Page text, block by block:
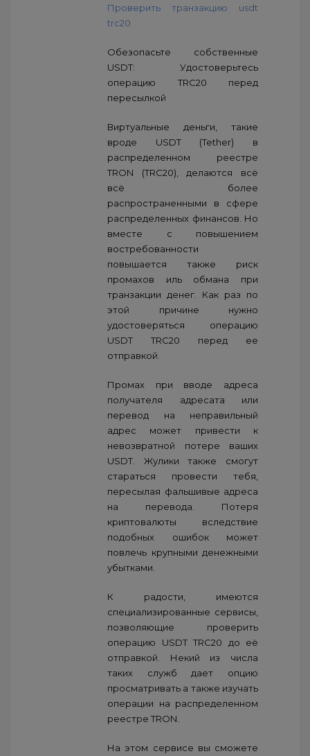
Проверить транзакцию usdt
trc20
Обезопасьте собственные
USDT: Удостоверьтесь
операцию TRC20 перед
пересылкой
Виртуальные деньги, такие
вроде USDT (Tether) в
распределенном реестре
TRON (TRC20), делаются всё
всё более
распространенными в сфере
распределенных финансов. Но
вместе с повышением
востребованности
повышается также риск
промахов иль обмана при
транзакции денег. Как раз по
этой причине нужно
удостоверяться операцию
USDT TRC20 перед ее
отправкой.
Промах при вводе адреса
получателя адресата или
перевод на неправильный
адрес может привести к
невозвратной потере ваших
USDT. Жулики также смогут
стараться провести тебя,
пересылая фальшивые адреса
на перевода. Потеря
криптовалюты вследствие
подобных ошибок может
повлечь крупными денежными
убытками.
К радости, имеются
специализированные сервисы,
позволяющие проверить
операцию USDT TRC20 до её
отправкой. Некий из числа
таких служб дает опцию
просматривать а также изучать
операции на распределенном
реестре TRON.
На этом сервисе вы сможете